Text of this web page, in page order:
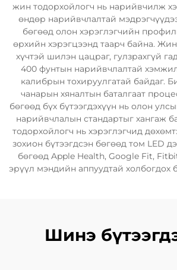
жин тодорхойлогч нь нарийвчилж
өндөр нарийвчлалтай
бөгөөд олон хэрэглэгчийн
өрхийн хэрэгцээнд таарч байна.
хүчтэй шилэн цацраг, гулзрахгүй
400 фунтын нарийвчлалтай
калибрын тохируулгатай байдаг.
чанарын хяналтын баталгаат
бөгөөд бүх бүтээгдэхүүн нь олон
нарийвчлалын стандартыг хангаж
тодорхойлогч нь хэрэглэгчид
зохион бүтээгдсэн бөгөөд том LED
бөгөөд Apple Health, Google Fit,
эрүүл мэндийн аппуудтай холбогдох
Шинэ